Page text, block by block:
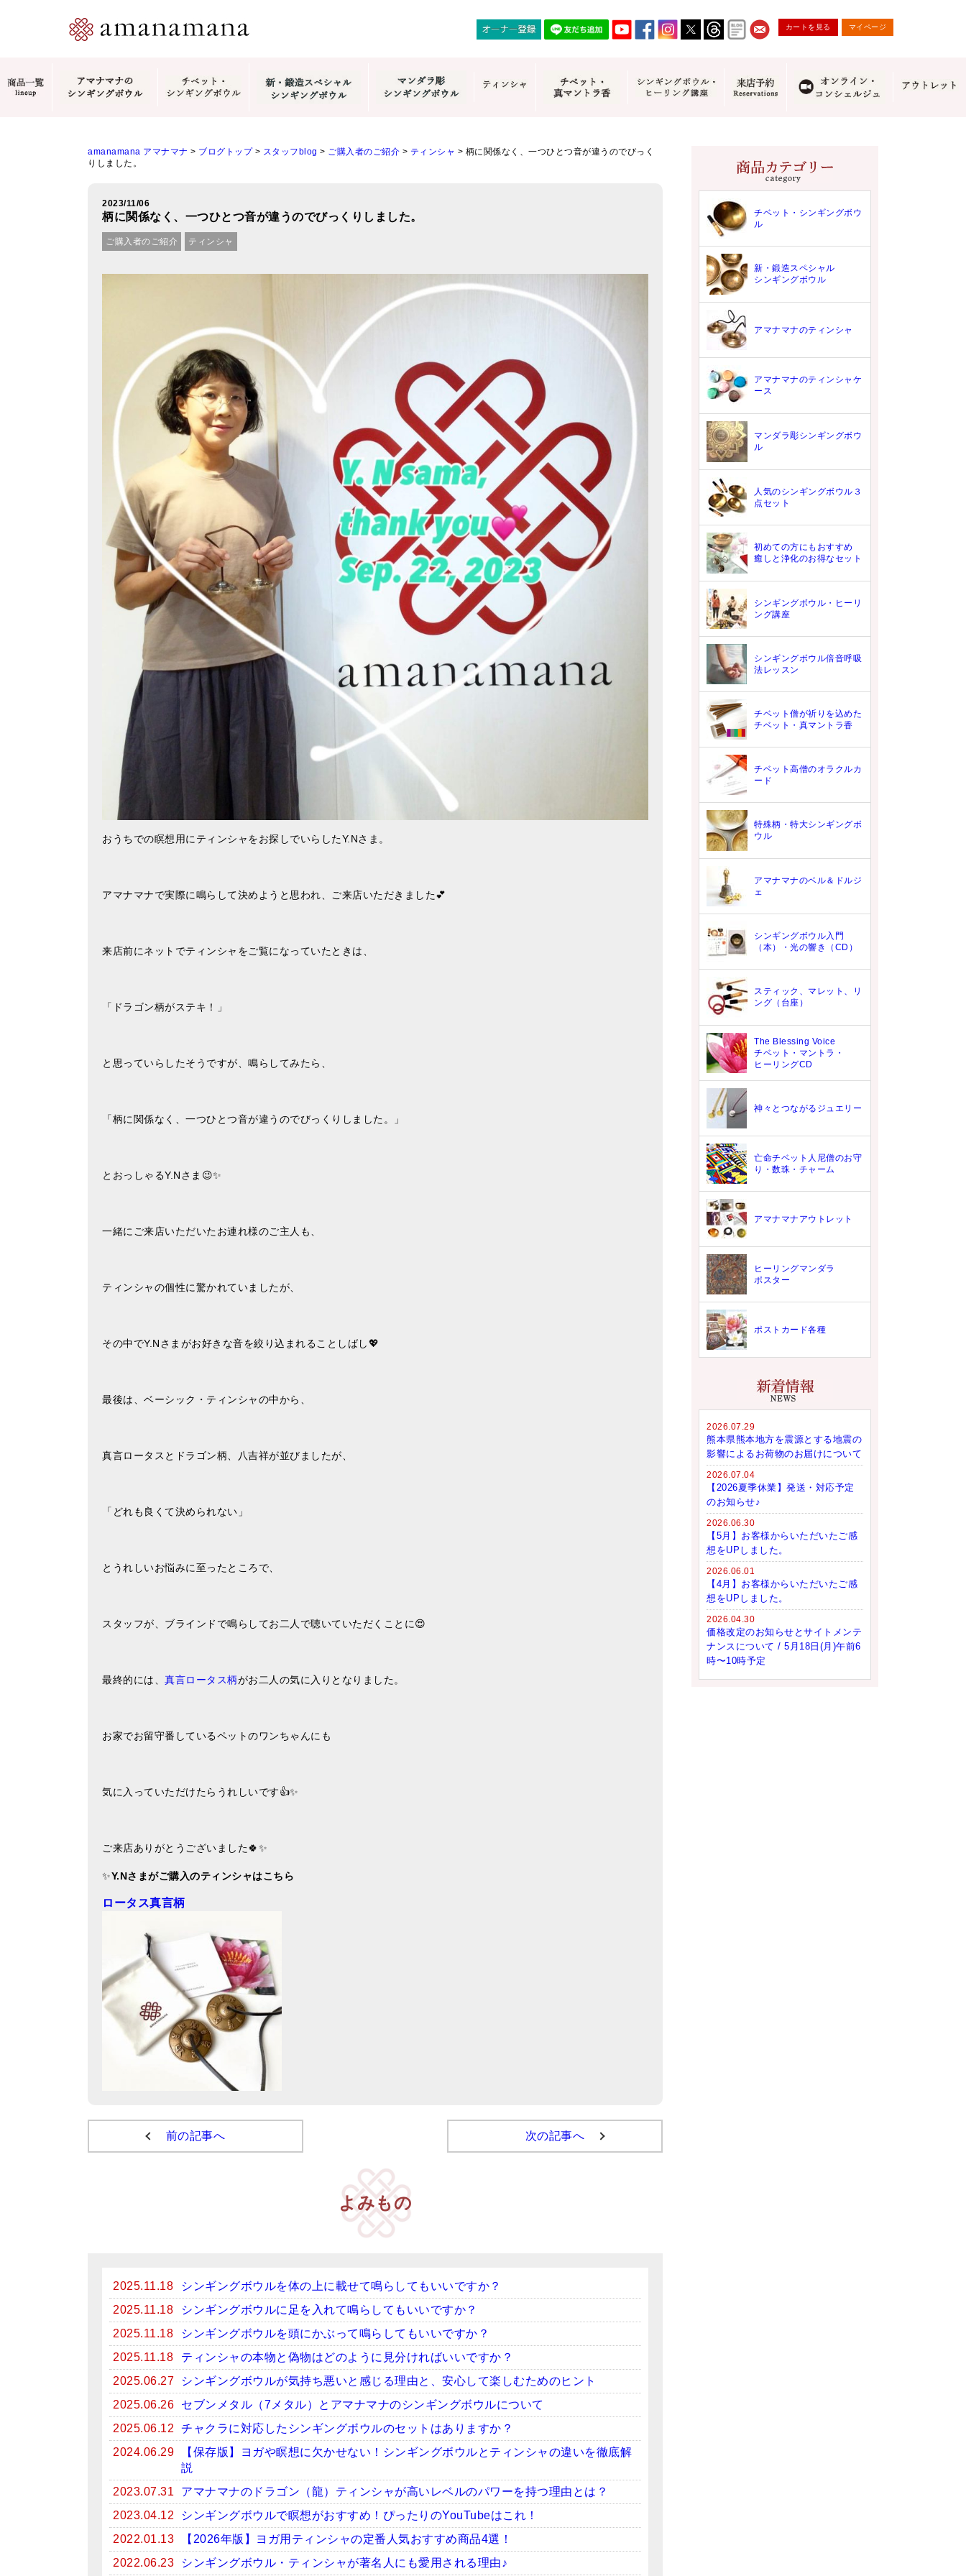
カートを見る マイページ
amanamana アマナマナ > ブログトップ> スタッフblog > ご購入者のご紹介 > ティンシャ > 柄に関係なく、一つひとつ音が違うのでびっく
りしました。
2023/11/06
柄に関係なく、一つひとつ音が違うのでびっくりしました。
ご購入者のご紹介 ティンシャ
おうちでの瞑想用にティンシャをお探しでいらしたY.Nさま。
アマナマナで実際に鳴らして決めようと思われ、ご来店いただきました💕
来店前にネットでティンシャをご覧になっていたときは、
「ドラゴン柄がステキ！」
と思っていらしたそうですが、鳴らしてみたら、
「柄に関係なく、一つひとつ音が違うのでびっくりしました。」
とおっしゃるY.Nさま😉✨
一緒にご来店いただいたお連れ様のご主人も、
ティンシャの個性に驚かれていましたが、
その中でY.Nさまがお好きな音を絞り込まれることしばし💖
最後は、ベーシック・ティンシャの中から、
真言ロータスとドラゴン柄、八吉祥が並びましたが、
「どれも良くて決められない」
とうれしいお悩みに至ったところで、
スタッフが、ブラインドで鳴らしてお二人で聴いていただくことに😍
最終的には、 真言ロータス柄がお二人の気に入りとなりました。
お家でお留守番しているペットのワンちゃんにも
気に入っていただけたらうれしいです👍✨
ご来店ありがとうございました🍀✨
✨Y.Nさまがご購入のティンシャはこちら
ロータス真言柄
前の記事へ 次の記事へ
よみもの
2025.11.18
シンギングボウルを体の上に載せて鳴らしてもいいですか？
2025.11.18
シンギングボウルに足を入れて鳴らしてもいいですか？
2025.11.18
シンギングボウルを頭にかぶって鳴らしてもいいですか？
2025.11.18
ティンシャの本物と偽物はどのように見分ければいいですか？
2025.06.27
シンギングボウルが気持ち悪いと感じる理由と、安心して楽しむためのヒント
2025.06.26
セブンメタル（7メタル）とアマナマナのシンギングボウルについて
2025.06.12
チャクラに対応したシンギングボウルのセットはありますか？
2024.06.29
【保存版】ヨガや瞑想に欠かせない！シンギングボウルとティンシャの違いを徹底解
説
2023.07.31
アマナマナのドラゴン（龍）ティンシャが高いレベルのパワーを持つ理由とは？
2023.04.12
シンギングボウルで瞑想がおすすめ！ぴったりのYouTubeはこれ！
2022.01.13
【2026年版】ヨガ用ティンシャの定番人気おすすめ商品4選！
2022.06.23
シンギングボウル・ティンシャが著名人にも愛用される理由♪
チベット・シンギングボウ
ル
新・鍛造スペシャル
シンギングボウル
アマナマナのティンシャ
アマナマナのティンシャケ
ース
マンダラ彫シンギングボウ
ル
人気のシンギングボウル３
点セット
初めての方にもおすすめ
癒しと浄化のお得なセット
シンギングボウル・ヒーリ
ング講座
シンギングボウル倍音呼吸
法レッスン
チベット僧が祈りを込めた
チベット・真マントラ香
チベット高僧のオラクルカ
ード
特殊柄・特大シンギングボ
ウル
アマナマナのベル＆ドルジ
ェ
シンギングボウル入門
（本）・光の響き（CD）
スティック、マレット、リ
ング（台座）
The Blessing Voice
チベット・マントラ・
ヒーリングCD
神々とつながるジュエリー
亡命チベット人尼僧のお守
り・数珠・チャーム
アマナマナアウトレット
ヒーリングマンダラ
ポスター
ポストカード各種
2026.07.29
熊本県熊本地方を震源とする地震の
影響によるお荷物のお届けについて
2026.07.04
【2026夏季休業】発送・対応予定
のお知らせ♪
2026.06.30
【5月】お客様からいただいたご感
想をUPしました。
2026.06.01
【4月】お客様からいただいたご感
想をUPしました。
2026.04.30
価格改定のお知らせとサイトメンテ
ナンスについて / 5月18日(月)午前6
時〜10時予定